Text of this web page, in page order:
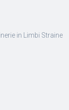
in Limbi Straine